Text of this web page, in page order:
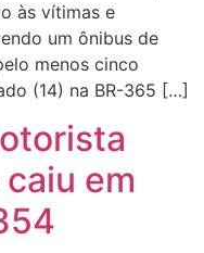
às vítimas e
um ônibus de
menos cinco
(14) na BR-365 […]
em